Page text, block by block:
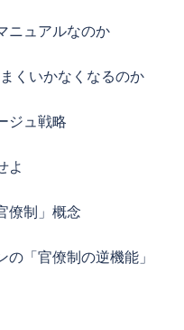
ュアルなのか
くいかなくなるのか
ジュ戦略
よ
僚制」概念
「官僚制の逆機能」